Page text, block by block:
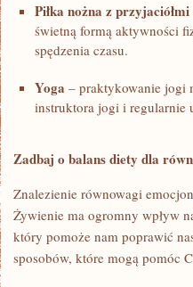
Piłka nożna z przyjaciółmi
świetną formą aktywności
spędzenia czasu.
Yoga – praktykowanie‍ jogi⁤
instruktora jogi⁢ i ⁢regularnie
Zadbaj o balans diety dla
Znalezienie równowagi
Żywienie ‌ma ogromny wpływ
który pomoże nam poprawić
sposobów, które mogą ‌pomóc⁣